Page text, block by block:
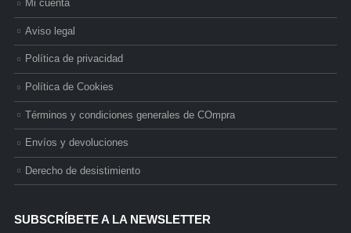
Mi cuenta
Aviso legal
Política de privacidad
Política de Cookies
Términos y condiciones generales de COmpra
Envíos y devoluciones
Derecho de desistimiento
SUBSCRÍBETE A LA NEWSLETTER